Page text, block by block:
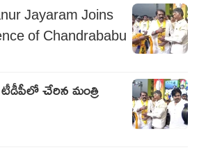
Jayaram Joins
of Chandrababu
చేరిన మంత్రి